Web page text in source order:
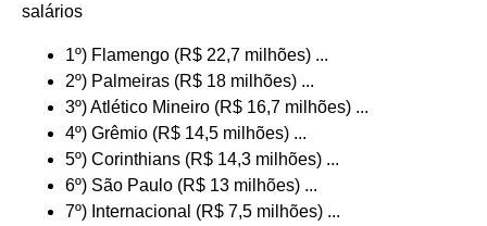
salários
1º) Flamengo (R$ 22,7 milhões) ...
2º) Palmeiras (R$ 18 milhões) ...
3º) Atlético Mineiro (R$ 16,7 milhões) ...
4º) Grêmio (R$ 14,5 milhões) ...
5º) Corinthians (R$ 14,3 milhões) ...
6º) São Paulo (R$ 13 milhões) ...
7º) Internacional (R$ 7,5 milhões) ...